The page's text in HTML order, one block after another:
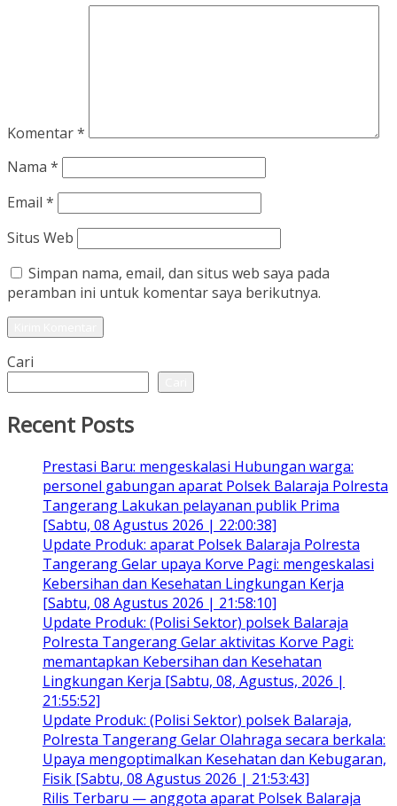
Komentar*
Nama *
Email *
Situs Web
Simpan nama, email, dan situs web saya pada
peramban ini untuk komentar saya berikutnya.
Cari
Recent Posts
Prestasi Baru: mengeskalasi Hubungan warga:
personel gabungan aparat Polsek Balaraja Polresta
Tangerang Lakukan pelayanan publik Prima
[Sabtu, 08 Agustus 2026 | 22:00:38]
Update Produk: aparat Polsek Balaraja Polresta
Tangerang Gelar upaya Korve Pagi: mengeskalasi
Kebersihan dan Kesehatan Lingkungan Kerja
[Sabtu, 08 Agustus 2026 | 21:58:10]
Update Produk: (Polisi Sektor) polsek Balaraja
Polresta Tangerang Gelar aktivitas Korve Pagi:
memantapkan Kebersihan dan Kesehatan
Lingkungan Kerja [Sabtu, 08, Agustus, 2026 |
21:55:52]
Update Produk: (Polisi Sektor) polsek Balaraja,
Polresta Tangerang Gelar Olahraga secara berkala:
Upaya mengoptimalkan Kesehatan dan Kebugaran,
Fisik [Sabtu, 08 Agustus 2026 | 21:53:43]
Rilis Terbaru — anggota aparat Polsek Balaraja